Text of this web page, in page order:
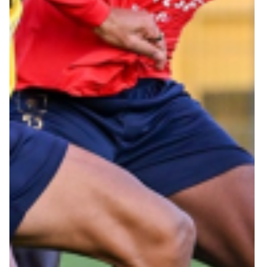
Robe di Kappa x Genoa
Vintage Collection
Red&Blue Voices
Kids
Accessori
Party
Outlet
Caffè Boasi x Genoa